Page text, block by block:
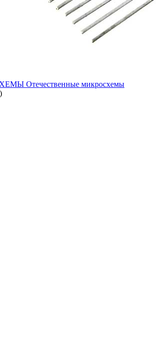
Отечественные микросхемы